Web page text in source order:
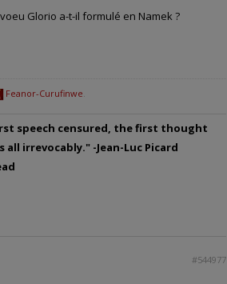
Glorio a-t-il formulé en Namek ?
Feanor-Curufinwe.
speech censured, the first thought
irrevocably." -Jean-Luc Picard
#544977